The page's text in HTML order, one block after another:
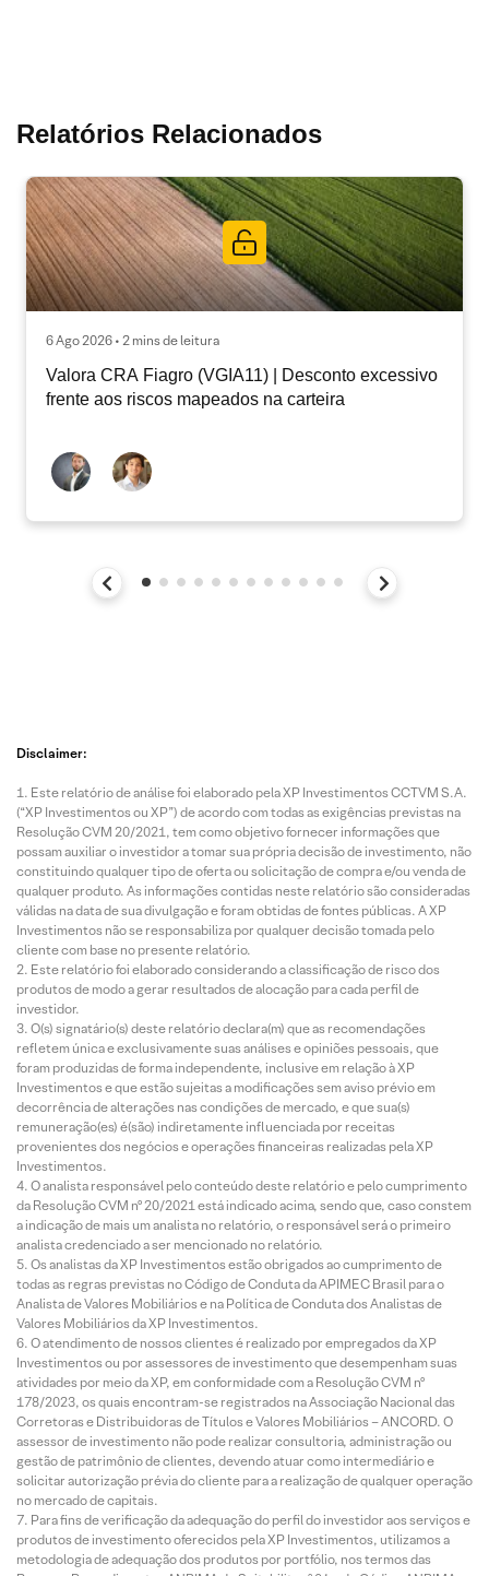
Relatórios Relacionados
6 Ago 2026 • 2 mins de leitura
Valora CRA Fiagro (VGIA11) | Desconto excessivo
frente aos riscos mapeados na carteira
Disclaimer:
Este relatório de análise foi elaborado pela XP Investimentos CCTVM S.A.
(“XP Investimentos ou XP”) de acordo com todas as exigências previstas na
Resolução CVM 20/2021, tem como objetivo fornecer informações que
possam auxiliar o investidor a tomar sua própria decisão de investimento, não
constituindo qualquer tipo de oferta ou solicitação de compra e/ou venda de
qualquer produto. As informações contidas neste relatório são consideradas
válidas na data de sua divulgação e foram obtidas de fontes públicas. A XP
Investimentos não se responsabiliza por qualquer decisão tomada pelo
cliente com base no presente relatório.
Este relatório foi elaborado considerando a classificação de risco dos
produtos de modo a gerar resultados de alocação para cada perfil de
investidor.
O(s) signatário(s) deste relatório declara(m) que as recomendações
refletem única e exclusivamente suas análises e opiniões pessoais, que
foram produzidas de forma independente, inclusive em relação à XP
Investimentos e que estão sujeitas a modificações sem aviso prévio em
decorrência de alterações nas condições de mercado, e que sua(s)
remuneração(es) é(são) indiretamente influenciada por receitas
provenientes dos negócios e operações financeiras realizadas pela XP
Investimentos.
O analista responsável pelo conteúdo deste relatório e pelo cumprimento
da Resolução CVM nº 20/2021 está indicado acima, sendo que, caso constem
a indicação de mais um analista no relatório, o responsável será o primeiro
analista credenciado a ser mencionado no relatório.
Os analistas da XP Investimentos estão obrigados ao cumprimento de
todas as regras previstas no Código de Conduta da APIMEC Brasil para o
Analista de Valores Mobiliários e na Política de Conduta dos Analistas de
Valores Mobiliários da XP Investimentos.
O atendimento de nossos clientes é realizado por empregados da XP
Investimentos ou por assessores de investimento que desempenham suas
atividades por meio da XP, em conformidade com a Resolução CVM nº
178/2023, os quais encontram-se registrados na Associação Nacional das
Corretoras e Distribuidoras de Títulos e Valores Mobiliários – ANCORD. O
assessor de investimento não pode realizar consultoria, administração ou
gestão de patrimônio de clientes, devendo atuar como intermediário e
solicitar autorização prévia do cliente para a realização de qualquer operação
no mercado de capitais.
Para fins de verificação da adequação do perfil do investidor aos serviços e
produtos de investimento oferecidos pela XP Investimentos, utilizamos a
metodologia de adequação dos produtos por portfólio, nos termos das